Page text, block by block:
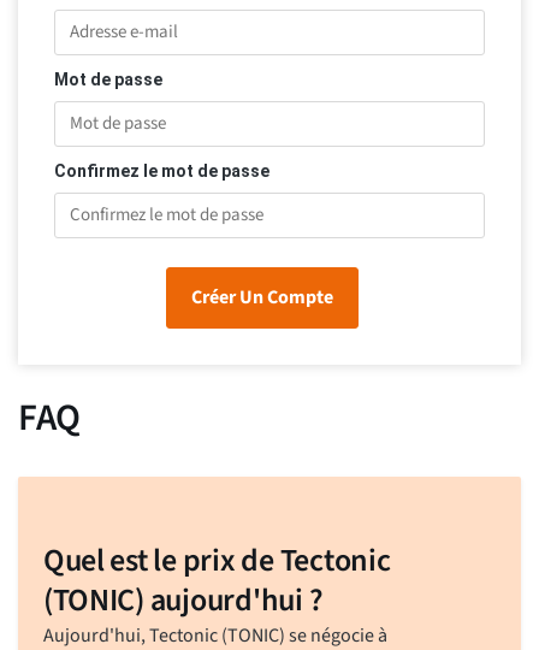
Mot de passe
Confirmez le mot de passe
Créer Un Compte
FAQ
Quel est le prix de Tectonic
(TONIC) aujourd'hui ?
Aujourd'hui, Tectonic (TONIC) se négocie à